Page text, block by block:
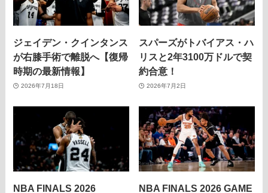
ジェイデン・クインタンス
が右膝手術で離脱へ【復帰
時期の最新情報】
2026年7月18日
スパーズがトバイアス・ハ
リスと2年3100万ドルで契
約合意！
2026年7月2日
NBA FINALS 2026
NBA FINALS 2026 GAME